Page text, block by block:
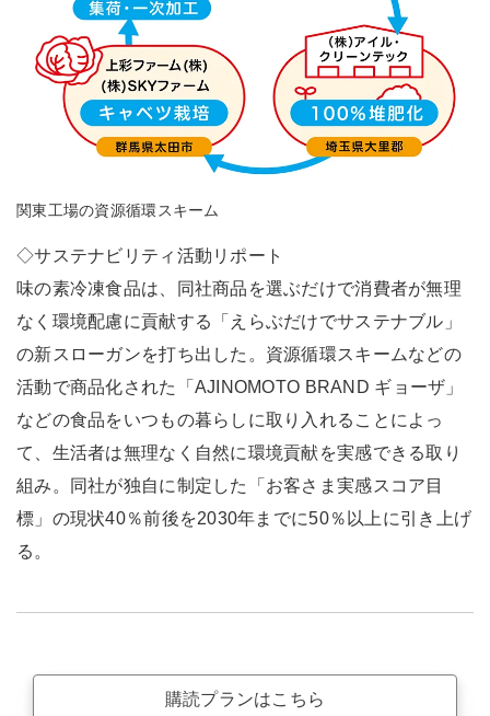
関東工場の資源循環スキーム
◇サステナビリティ活動リポート
味の素冷凍食品は、同社商品を選ぶだけで消費者が無理
なく環境配慮に貢献する「えらぶだけでサステナブル」
の新スローガンを打ち出した。資源循環スキームなどの
活動で商品化された「AJINOMOTO BRAND ギョーザ」
などの食品をいつもの暮らしに取り入れることによっ
て、生活者は無理なく自然に環境貢献を実感できる取り
組み。同社が独自に制定した「お客さま実感スコア目
標」の現状40％前後を2030年までに50％以上に引き上げ
る。
購読プランはこちら